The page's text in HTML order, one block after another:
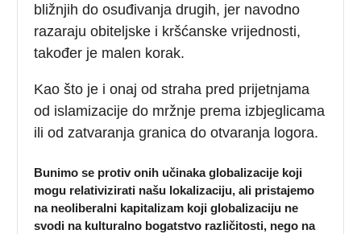
bližnjih do osuđivanja drugih, jer navodno
razaraju obiteljske i kršćanske vrijednosti,
također je malen korak.
Kao što je i onaj od straha pred prijetnjama
od islamizacije do mržnje prema izbjeglicama
ili od zatvaranja granica do otvaranja logora.
Bunimo se protiv onih učinaka globalizacije koji
mogu relativizirati našu lokalizaciju, ali pristajemo
na neoliberalni kapitalizam koji globalizaciju ne
svodi na kulturalno bogatstvo različitosti, nego na